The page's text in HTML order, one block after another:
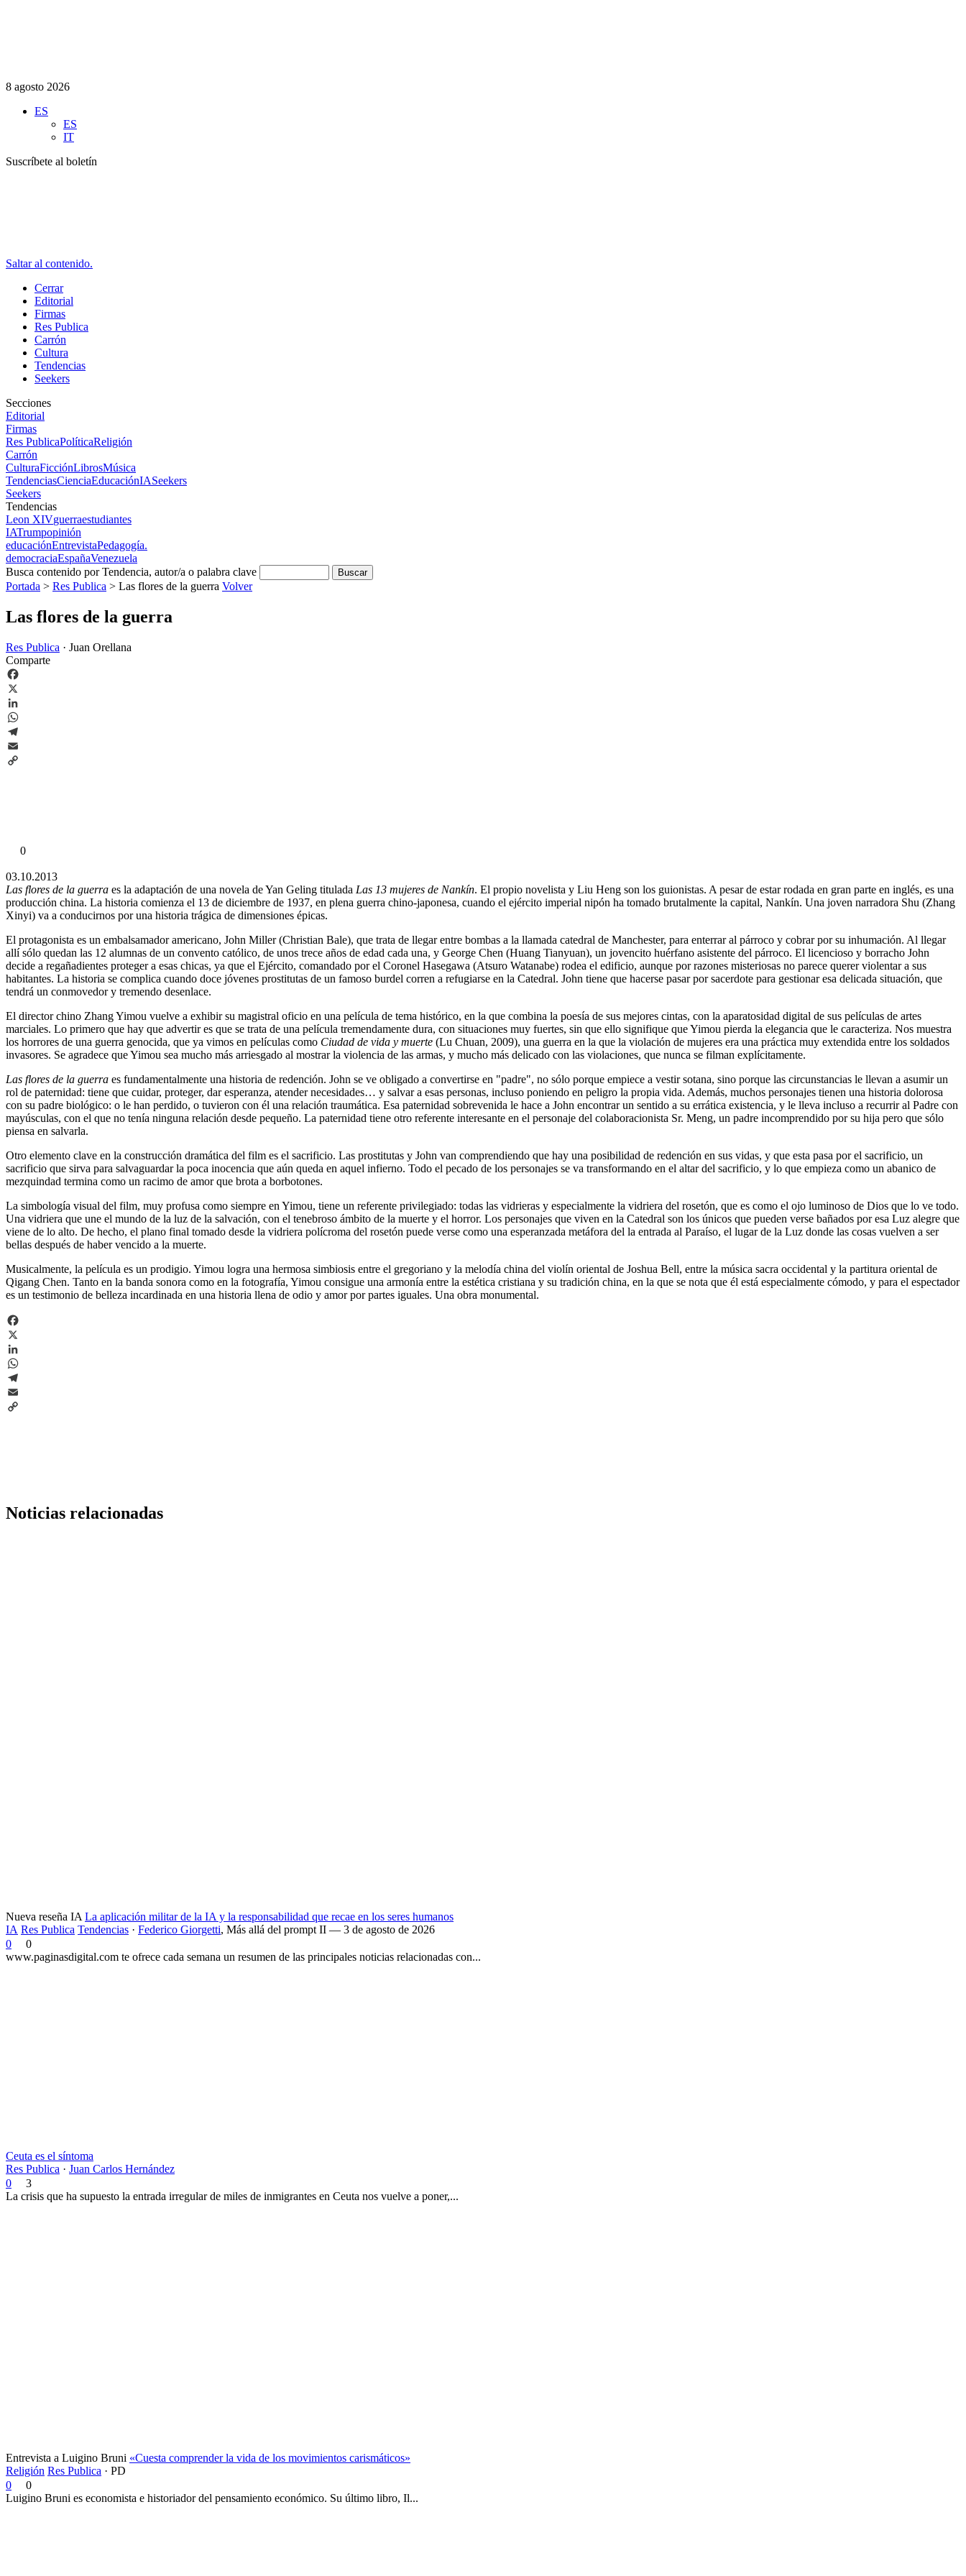
8 agosto 2026
ES
ES
IT
Suscríbete al boletín
Saltar al contenido.
Cerrar
Editorial
Firmas
Res Publica
Carrón
Cultura
Tendencias
Seekers
Secciones
Editorial
Firmas
Res PublicaPolíticaReligión
Carrón
CulturaFicciónLibrosMúsica
TendenciasCienciaEducaciónIASeekers
Seekers
Tendencias
Leon XIVguerraestudiantes
IATrumpopinión
educaciónEntrevistaPedagogía.
democraciaEspañaVenezuela
Busca contenido por Tendencia, autor/a o palabra clave
Portada > Res Publica > Las flores de la guerra Volver
Las flores de la guerra
Res Publica · Juan Orellana
Comparte
Facebook
X
LinkedIn
WhatsApp
Telegram
Email
0
03.10.2013
Las flores de la guerra es la adaptación de una novela de Yan Geling titulada Las 13 mujeres de Nankín. El propio novelista y Liu Heng son los guionistas. A pesar de estar rodada en gran parte en inglés, es una
producción china. La historia comienza el 13 de diciembre de 1937, en plena guerra chino-japonesa, cuando el ejército imperial nipón ha tomado brutalmente la capital, Nankín. Una joven narradora Shu (Zhang
Xinyi) va a conducirnos por una historia trágica de dimensiones épicas.
El protagonista es un embalsamador americano, John Miller (Christian Bale), que trata de llegar entre bombas a la llamada catedral de Manchester, para enterrar al párroco y cobrar por su inhumación. Al llegar
allí sólo quedan las 12 alumnas de un convento católico, de unos trece años de edad cada una, y George Chen (Huang Tianyuan), un jovencito huérfano asistente del párroco. El licencioso y borracho John
decide a regañadientes proteger a esas chicas, ya que el Ejército, comandado por el Coronel Hasegawa (Atsuro Watanabe) rodea el edificio, aunque por razones misteriosas no parece querer violentar a sus
habitantes. La historia se complica cuando doce jóvenes prostitutas de un famoso burdel corren a refugiarse en la Catedral. John tiene que hacerse pasar por sacerdote para gestionar esa delicada situación, que
tendrá un conmovedor y tremendo desenlace.
El director chino Zhang Yimou vuelve a exhibir su magistral oficio en una película de tema histórico, en la que combina la poesía de sus mejores cintas, con la aparatosidad digital de sus películas de artes
marciales. Lo primero que hay que advertir es que se trata de una película tremendamente dura, con situaciones muy fuertes, sin que ello signifique que Yimou pierda la elegancia que le caracteriza. Nos muestra
los horrores de una guerra genocida, que ya vimos en películas como Ciudad de vida y muerte (Lu Chuan, 2009), una guerra en la que la violación de mujeres era una práctica muy extendida entre los soldados
invasores. Se agradece que Yimou sea mucho más arriesgado al mostrar la violencia de las armas, y mucho más delicado con las violaciones, que nunca se filman explícitamente.
Las flores de la guerra es fundamentalmente una historia de redención. John se ve obligado a convertirse en "padre", no sólo porque empiece a vestir sotana, sino porque las circunstancias le llevan a asumir un
rol de paternidad: tiene que cuidar, proteger, dar esperanza, atender necesidades… y salvar a esas personas, incluso poniendo en peligro la propia vida. Además, muchos personajes tienen una historia dolorosa
con su padre biológico: o le han perdido, o tuvieron con él una relación traumática. Esa paternidad sobrevenida le hace a John encontrar un sentido a su errática existencia, y le lleva incluso a recurrir al Padre con
mayúsculas, con el que no tenía ninguna relación desde pequeño. La paternidad tiene otro referente interesante en el personaje del colaboracionista Sr. Meng, un padre incomprendido por su hija pero que sólo
piensa en salvarla.
Otro elemento clave en la construcción dramática del film es el sacrificio. Las prostitutas y John van comprendiendo que hay una posibilidad de redención en sus vidas, y que esta pasa por el sacrificio, un
sacrificio que sirva para salvaguardar la poca inocencia que aún queda en aquel infierno. Todo el pecado de los personajes se va transformando en el altar del sacrificio, y lo que empieza como un abanico de
mezquindad termina como un racimo de amor que brota a borbotones.
La simbología visual del film, muy profusa como siempre en Yimou, tiene un referente privilegiado: todas las vidrieras y especialmente la vidriera del rosetón, que es como el ojo luminoso de Dios que lo ve todo.
Una vidriera que une el mundo de la luz de la salvación, con el tenebroso ámbito de la muerte y el horror. Los personajes que viven en la Catedral son los únicos que pueden verse bañados por esa Luz alegre que
viene de lo alto. De hecho, el plano final tomado desde la vidriera polícroma del rosetón puede verse como una esperanzada metáfora del la entrada al Paraíso, el lugar de la Luz donde las cosas vuelven a ser
bellas después de haber vencido a la muerte.
Musicalmente, la película es un prodigio. Yimou logra una hermosa simbiosis entre el gregoriano y la melodía china del violín oriental de Joshua Bell, entre la música sacra occidental y la partitura oriental de
Qigang Chen. Tanto en la banda sonora como en la fotografía, Yimou consigue una armonía entre la estética cristiana y su tradición china, en la que se nota que él está especialmente cómodo, y para el espectador
es un testimonio de belleza incardinada en una historia llena de odio y amor por partes iguales. Una obra monumental.
Facebook
X
LinkedIn
WhatsApp
Telegram
Email
Noticias relacionadas
Nueva reseña IA La aplicación militar de la IA y la responsabilidad que recae en los seres humanos
IA Res Publica Tendencias · Federico Giorgetti, Más allá del prompt II — 3 de agosto de 2026
0
0
www.paginasdigital.com te ofrece cada semana un resumen de las principales noticias relacionadas con...
Ceuta es el síntoma
Res Publica · Juan Carlos Hernández
0
3
La crisis que ha supuesto la entrada irregular de miles de inmigrantes en Ceuta nos vuelve a poner,...
Entrevista a Luigino Bruni «Cuesta comprender la vida de los movimientos carismáticos»
Religión Res Publica · PD
0
0
Luigino Bruni es economista e historiador del pensamiento económico. Su último libro, Il...